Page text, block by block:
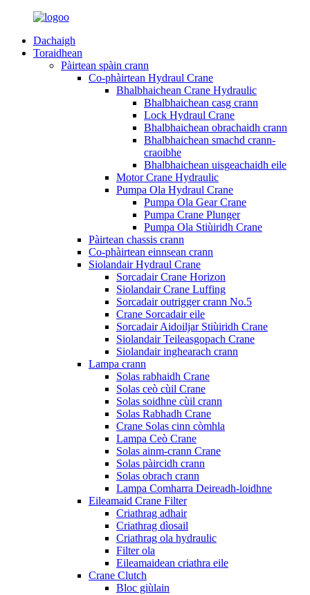
Dachaigh
Toraidhean
Pàirtean spàin crann
Co-phàirtean Hydraul Crane
Bhalbhaichean Crane Hydraulic
Bhalbhaichean casg crann
Lock Hydraul Crane
Bhalbhaichean obrachaidh crann
Bhalbhaichean smachd crann-
craoibhe
Bhalbhaichean uisgeachaidh eile
Motor Crane Hydraulic
Pumpa Ola Hydraul Crane
Pumpa Ola Gear Crane
Pumpa Crane Plunger
Pumpa Ola Stiùiridh Crane
Pàirtean chassis crann
Co-phàirtean einnsean crann
Siolandair Hydraul Crane
Sorcadair Crane Horizon
Siolandair Crane Luffing
Sorcadair outrigger crann No.5
Crane Sorcadair eile
Sorcadair Aidoiljar Stiùiridh Crane
Siolandair Teileasgopach Crane
Siolandair inghearach crann
Lampa crann
Solas rabhaidh Crane
Solas ceò cùil Crane
Solas soidhne cùil crann
Solas Rabhadh Crane
Crane Solas cinn còmhla
Lampa Ceò Crane
Solas ainm-crann Crane
Solas pàircidh crann
Solas obrach crann
Lampa Comharra Deireadh-loidhne
Eileamaid Crane Filter
Criathrag adhair
Criathrag dìosail
Criathrag ola hydraulic
Filter ola
Eileamaidean criathra eile
Crane Clutch
Bloc giùlain